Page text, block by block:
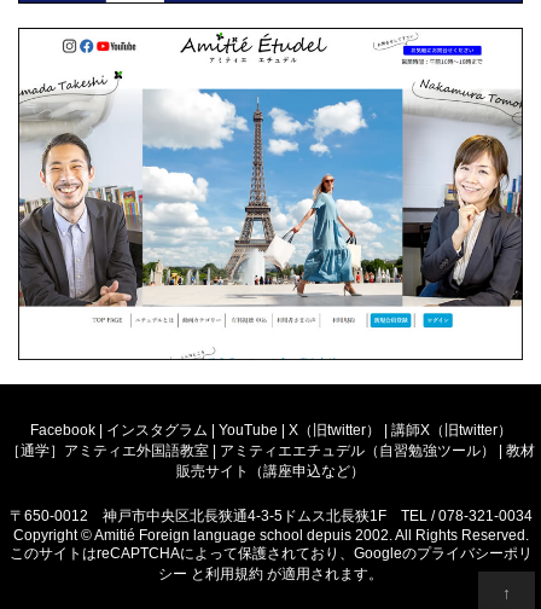
↑
Facebook | インスタグラム | YouTube | X（旧twitter） | 講師X（旧twitter）
［通学］アミティエ外国語教室 | アミティエエチュデル（自習勉強ツール） | 教材
販売サイト（講座申込など）
〒650-0012 神戸市中央区北長狭通4-3-5ドムス北長狭1F TEL / 078-321-0034
Copyright © Amitié Foreign language school depuis 2002. All Rights Reserved.
このサイトはreCAPTCHAによって保護されており、Googleのプライバシーポリ
シー と利用規約 が適用されます。